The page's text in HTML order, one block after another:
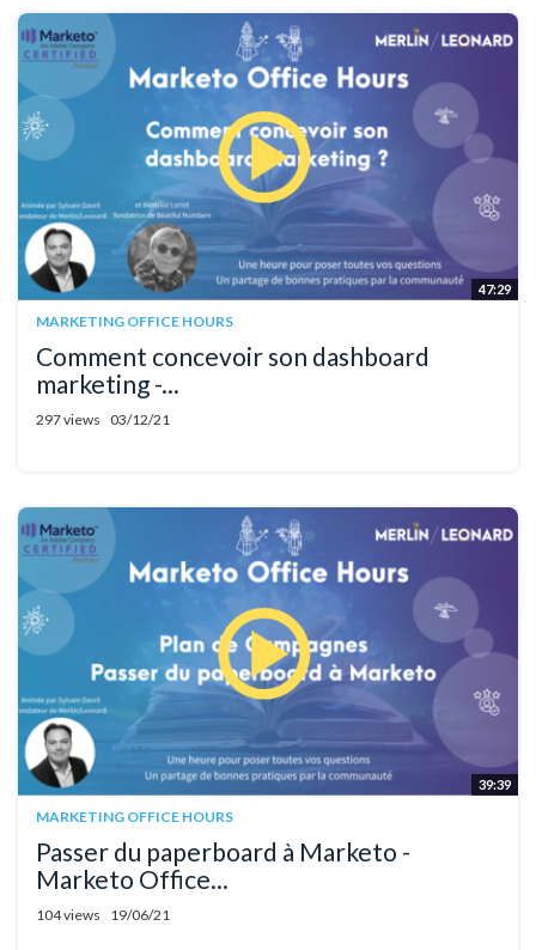
47:29
MARKETING OFFICE HOURS
Comment concevoir son dashboard
marketing -...
297 views 03/12/21
39:39
MARKETING OFFICE HOURS
Passer du paperboard à Marketo -
Marketo Office...
104 views 19/06/21